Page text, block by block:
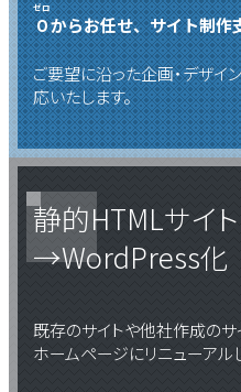
０
ゼロ
からお任せ、サイト制作
ご要望に沿った企画・デザイ
応いたします。
静的HTMLサイト
→WordPress化
既存のサイトや他社作成の
ホームページにリニューアル